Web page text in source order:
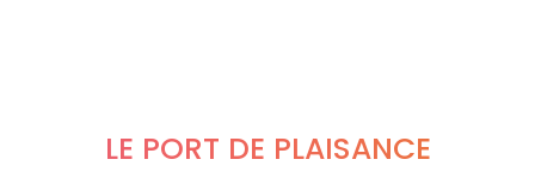
LE PORT DE PLAISANCE